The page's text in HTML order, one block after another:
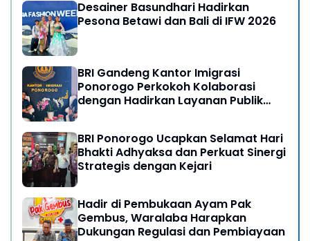
Desainer Basundhari Hadirkan
Pesona Betawi dan Bali di IFW 2026
BRI Gandeng Kantor Imigrasi
Ponorogo Perkokoh Kolaborasi
dengan Hadirkan Layanan Publik
BRI Ponorogo Ucapkan Selamat Hari
Bhakti Adhyaksa dan Perkuat Sinergi
Strategis dengan Kejari
Hadir di Pembukaan Ayam Pak
Gembus, Waralaba Harapkan
Dukungan Regulasi dan Pembiayaan